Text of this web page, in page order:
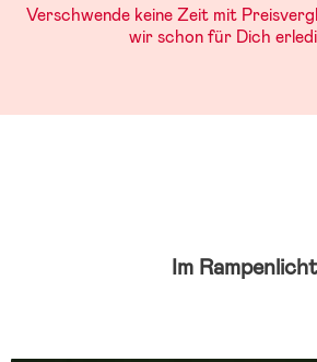
Verschwende keine Zeit mit
wir schon für Dich
Im Rampenlicht